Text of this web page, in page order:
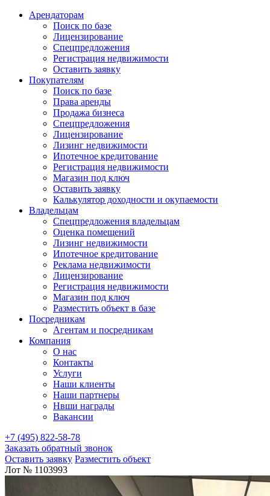
Арендаторам
Поиск по базе
Лицензирование
Спецпредложения
Регистрация недвижимости
Оставить заявку
Покупателям
Поиск по базе
Права аренды
Продажа бизнеса
Спецпредложения
Лицензирование
Лизинг недвижимости
Ипотечное кредитование
Регистрация недвижимости
Магазин под ключ
Оставить заявку
Калькулятор доходности и окупаемости
Владельцам
Спецпредложения владельцам
Оценка помещений
Лизинг недвижимости
Ипотечное кредитование
Реклама недвижимости
Лицензирование
Регистрация недвижимости
Магазин под ключ
Разместить объект в базе
Посредникам
Агентам и посредникам
Компания
О нас
Контакты
Услуги
Наши клиенты
Наши партнеры
Нвши награды
Вакансии
+7 (495) 822-58-78
Заказать обратный звонок
Оставить заявку Разместить объект
Лот № 1103993